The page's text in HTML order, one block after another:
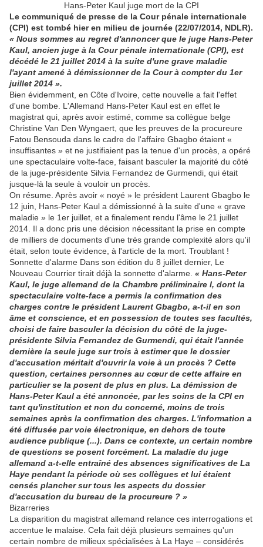
Hans-Peter Kaul juge mort de la CPI
Le communiqué de presse de la Cour pénale internationale
(CPI) est tombé hier en milieu de journée (22/07/2014, NDLR).
« Nous sommes au regret d'annoncer que le juge Hans-Peter
Kaul, ancien juge à la Cour pénale internationale (CPI), est
décédé le 21 juillet 2014 à la suite d'une grave maladie
l'ayant amené à démissionner de la Cour à compter du 1er
juillet 2014 ».
Bien évidemment, en Côte d'Ivoire, cette nouvelle a fait l'effet
d'une bombe. L'Allemand Hans-Peter Kaul est en effet le
magistrat qui, après avoir estimé, comme sa collègue belge
Christine Van Den Wyngaert, que les preuves de la procureure
Fatou Bensouda dans le cadre de l'affaire Gbagbo étaient «
insuffisantes » et ne justifiaient pas la tenue d'un procès, a opéré
une spectaculaire volte-face, faisant basculer la majorité du côté
de la juge-présidente Silvia Fernandez de Gurmendi, qui était
jusque-là la seule à vouloir un procès.
On résume. Après avoir « noyé » le président Laurent Gbagbo le
12 juin, Hans-Peter Kaul a démissionné à la suite d'une « grave
maladie » le 1er juillet, et a finalement rendu l'âme le 21 juillet
2014. Il a donc pris une décision nécessitant la prise en compte
de milliers de documents d'une très grande complexité alors qu'il
était, selon toute évidence, à l'article de la mort. Troublant !
Sonnette d'alarme Dans son édition du 8 juillet dernier, Le
Nouveau Courrier tirait déjà la sonnette d'alarme. « Hans-Peter
Kaul, le juge allemand de la Chambre préliminaire I, dont la
spectaculaire volte-face a permis la confirmation des
charges contre le président Laurent Gbagbo, a-t-il en son
âme et conscience, et en possession de toutes ses facultés,
choisi de faire basculer la décision du côté de la juge-
présidente Silvia Fernandez de Gurmendi, qui était l'année
dernière la seule juge sur trois à estimer que le dossier
d'accusation méritait d'ouvrir la voie à un procès ? Cette
question, certaines personnes au cœur de cette affaire en
particulier se la posent de plus en plus. La démission de
Hans-Peter Kaul a été annoncée, par les soins de la CPI en
tant qu'institution et non du concerné, moins de trois
semaines après la confirmation des charges. L'information a
été diffusée par voie électronique, en dehors de toute
audience publique (...). Dans ce contexte, un certain nombre
de questions se posent forcément. La maladie du juge
allemand a-t-elle entraîné des absences significatives de La
Haye pendant la période où ses collègues et lui étaient
censés plancher sur tous les aspects du dossier
d'accusation du bureau de la procureure ? »
Bizarreries
La disparition du magistrat allemand relance ces interrogations et
accentue le malaise. Cela fait déjà plusieurs semaines qu'un
certain nombre de milieux spécialisées à La Haye – considérés